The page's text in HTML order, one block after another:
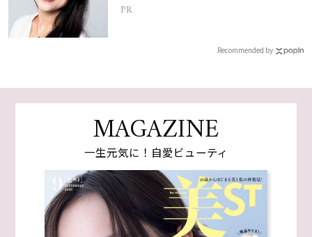
PR
Recommended by
MAGAZINE
一生元気に！自愛ビューティ